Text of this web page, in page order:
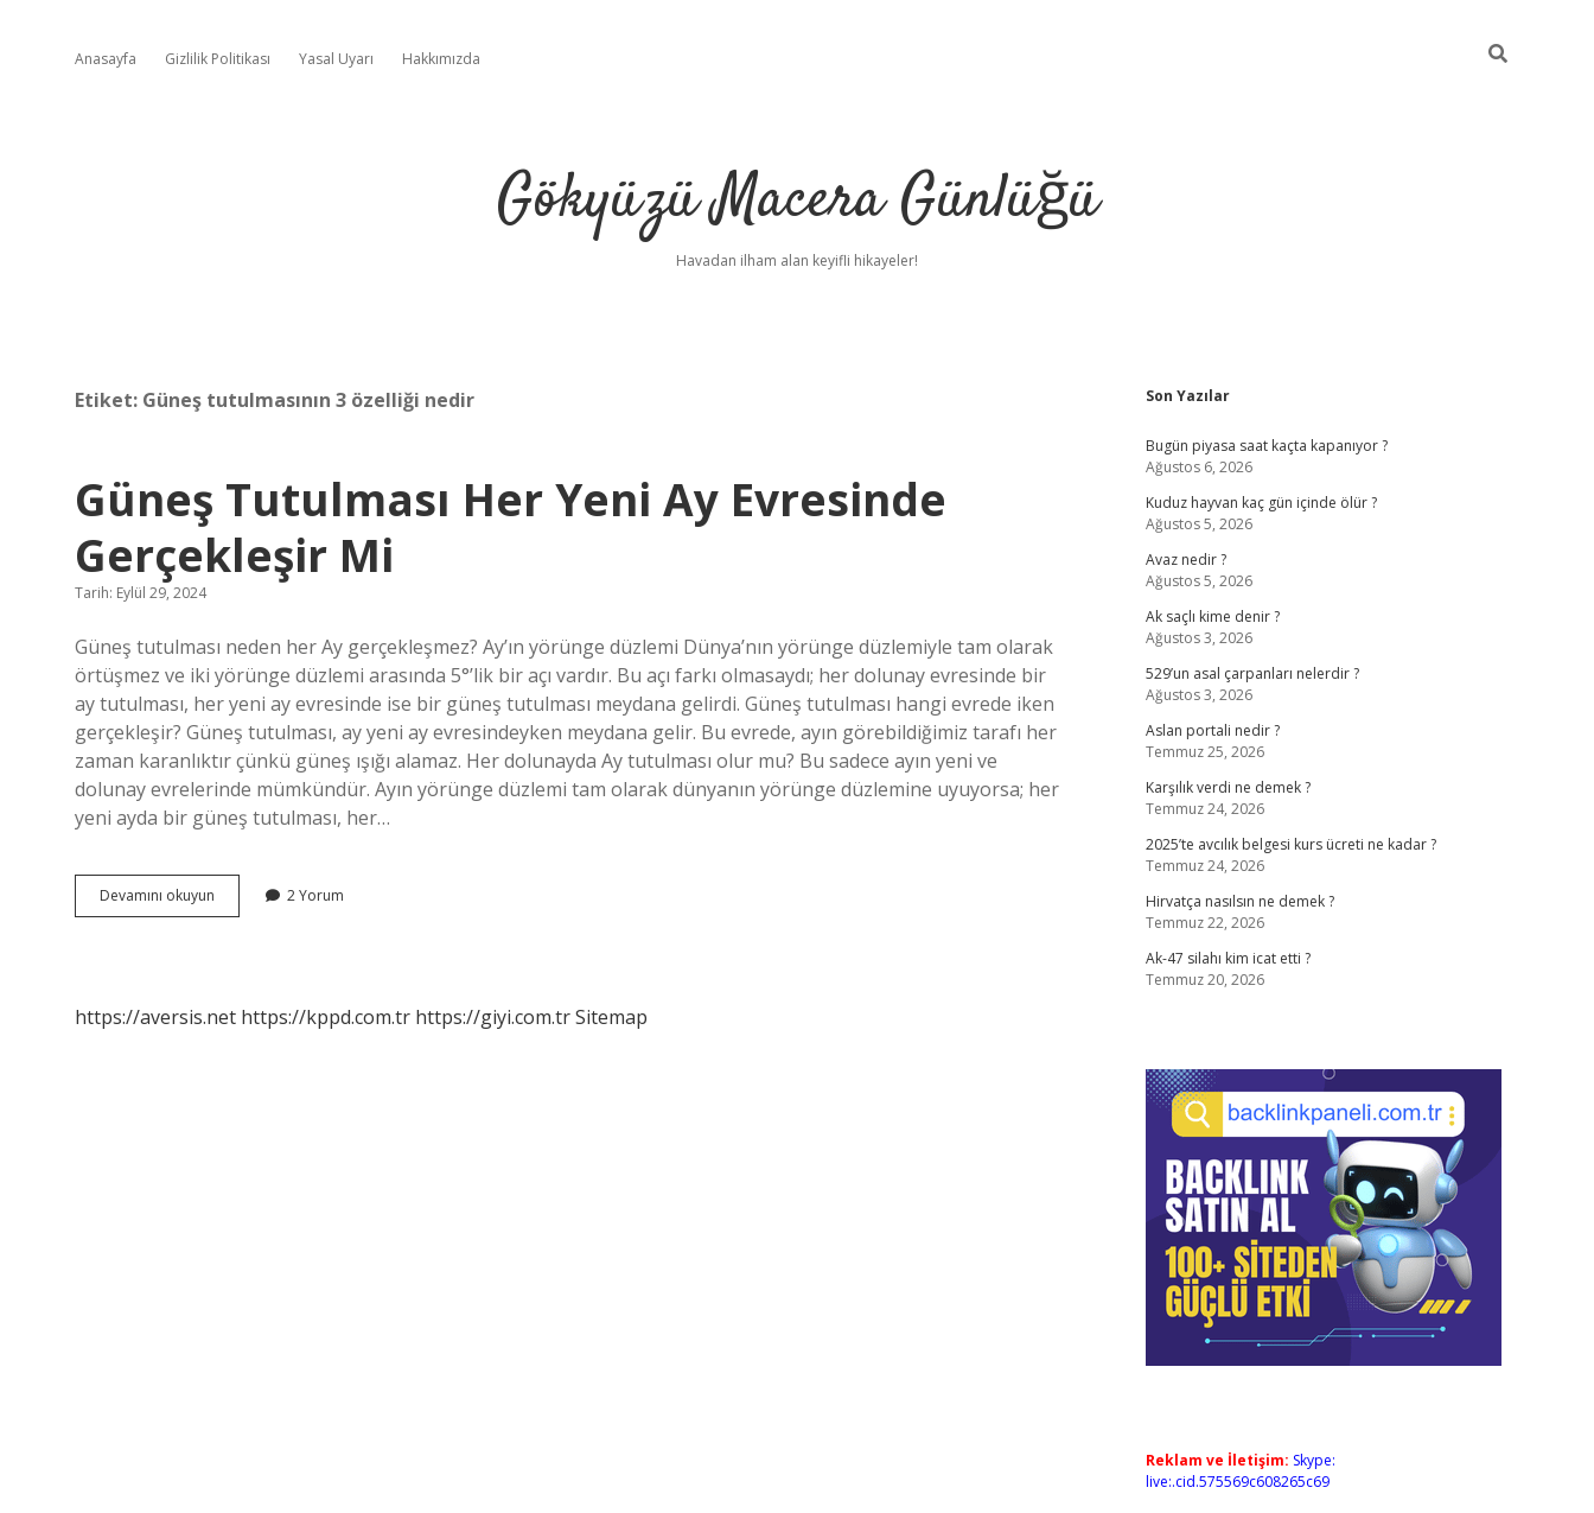
Anasayfa Gizlilik Politikası Yasal Uyarı Hakkımızda
Gökyüzü Macera Günlüğü
Havadan ilham alan keyifli hikayeler!
Etiket: Güneş tutulmasının 3 özelliği nedir
Güneş Tutulması Her Yeni Ay Evresinde
Gerçekleşir Mi
Tarih: Eylül 29, 2024
Güneş tutulması neden her Ay gerçekleşmez? Ay’ın yörünge düzlemi Dünya’nın yörünge düzlemiyle tam olarak
örtüşmez ve iki yörünge düzlemi arasında 5°’lik bir açı vardır. Bu açı farkı olmasaydı; her dolunay evresinde bir
ay tutulması, her yeni ay evresinde ise bir güneş tutulması meydana gelirdi. Güneş tutulması hangi evrede iken
gerçekleşir? Güneş tutulması, ay yeni ay evresindeyken meydana gelir. Bu evrede, ayın görebildiğimiz tarafı her
zaman karanlıktır çünkü güneş ışığı alamaz. Her dolunayda Ay tutulması olur mu? Bu sadece ayın yeni ve
dolunay evrelerinde mümkündür. Ayın yörünge düzlemi tam olarak dünyanın yörünge düzlemine uyuyorsa; her
yeni ayda bir güneş tutulması, her…
Devamını okuyun
Tutulması
Gerçekleşir
2 Yorum
https://aversis.net https://kppd.com.tr https://giyi.com.trSitemap
Sidebar
Son Yazılar
Bugün piyasa saat kaçta kapanıyor ?
Ağustos 6, 2026
Kuduz hayvan kaç gün içinde ölür ?
Ağustos 5, 2026
Avaz nedir ?
Ağustos 5, 2026
Ak saçlı kime denir ?
Ağustos 3, 2026
529’un asal çarpanları nelerdir ?
Ağustos 3, 2026
Aslan portali nedir ?
Temmuz 25, 2026
Karşılık verdi ne demek ?
Temmuz 24, 2026
2025’te avcılık belgesi kurs ücreti ne kadar ?
Temmuz 24, 2026
Hirvatça nasılsın ne demek ?
Temmuz 22, 2026
Ak-47 silahı kim icat etti ?
Temmuz 20, 2026
Reklam ve İletişim: Skype:
live:.cid.575569c608265c69